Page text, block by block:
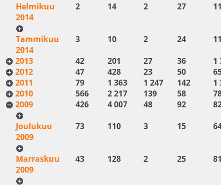
Helmikuu
2014
2 14 2 27
Tammikuu
2014
3 10 2 24
2013
42 201 27 36
1
2012
47 428 23 50
2011
79 1 363 1 247 142
1
2010
566 2 217 139 58
2009
426 4 007 48 92
Joulukuu
2009
73 110 3 15
Marraskuu
2009
43 128 2 25